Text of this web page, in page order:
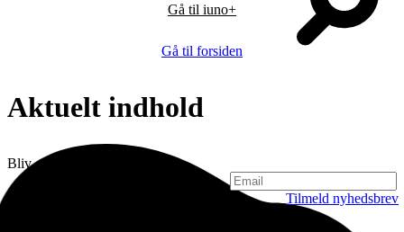
Gå til iuno+
Gå til forsiden
Aktuelt indhold
Bliv opdateret
Tilmeld nyhedsbrev